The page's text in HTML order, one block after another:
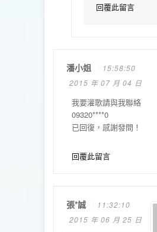
回覆此留言
潘小姐
15:58:50
2015 年 07 月 04 日
我要灌歌請與我聯絡
09320****0
已回復，感謝發問！
回覆此留言
張*誠
11:32:10
2015 年 06 月 25 日